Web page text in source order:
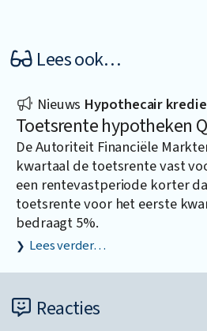
Lees ook…
Nieuws Hypothecair
Toetsrente hypotheken
De Autoriteit Financiële
kwartaal de toetsrente vast
een rentevastperiode korter
toetsrente voor het eerste
bedraagt 5%.
Lees verder…
Reacties